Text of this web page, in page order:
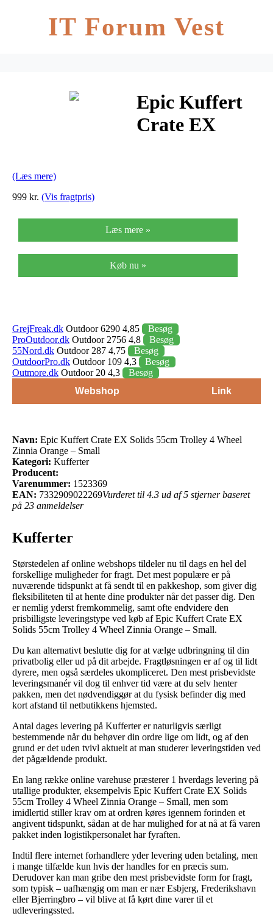
IT Forum Vest
Epic Kuffert
Crate EX
Orange –
Small
(Læs mere)
999 kr. (Vis fragtpris)
Læs mere »
Køb nu »
GrejFreak.dk Outdoor 6290 4,85
Besøg
ProOutdoor.dk Outdoor 2756 4,8
Besøg
55Nord.dk Outdoor 287 4,75
Besøg
OutdoorPro.dk Outdoor 109 4,3
Besøg
Outmore.dk Outdoor 20 4,3
Besøg
Webshop
Link
Navn: Epic Kuffert Crate EX Solids 55cm Trolley 4 Wheel
Zinnia Orange – Small
Kategori: Kufferter
Producent:
Varenummer: 1523369
EAN: 7332909022269Vurderet til 4.3 ud af 5 stjerner baseret
på 23 anmeldelser
Kufferter
Størstedelen af online webshops tildeler nu til dags en hel del
forskellige muligheder for fragt. Det mest populære er på
nuværende tidspunkt at få sendt til en pakkeshop, som giver dig
fleksibiliteten til at hente dine produkter når det passer dig. Den
er nemlig yderst fremkommelig, samt ofte endvidere den
prisbilligste leveringstype ved køb af Epic Kuffert Crate EX
Solids 55cm Trolley 4 Wheel Zinnia Orange – Small.
Du kan alternativt beslutte dig for at vælge udbringning til din
privatbolig eller ud på dit arbejde. Fragtløsningen er af og til lidt
dyrere, men også særdeles ukompliceret. Den mest prisbevidste
leveringsmanér vil dog til enhver tid være at du selv henter
pakken, men det nødvendiggør at du fysisk befinder dig med
kort afstand til netbutikkens hjemsted.
Antal dages levering på Kufferter er naturligvis særligt
bestemmende når du behøver din ordre lige om lidt, og af den
grund er det uden tvivl aktuelt at man studerer leveringstiden ved
det pågældende produkt.
En lang række online varehuse præsterer 1 hverdags levering på
utallige produkter, eksempelvis Epic Kuffert Crate EX Solids
55cm Trolley 4 Wheel Zinnia Orange – Small, men som
imidlertid stiller krav om at ordren køres igennem forinden et
angivent tidspunkt, sådan at de har mulighed for at nå at få varen
pakket inden logistikpersonalet har fyraften.
Indtil flere internet forhandlere yder levering uden betaling, men
i mange tilfælde kun hvis der handles for en præcis sum.
Derudover kan man gribe den mest prisbevidste form for fragt,
som typisk – uafhængig om man er nær Esbjerg, Frederikshavn
eller Bjerringbro – vil blive at få kørt dine varer til et
udleveringssted.